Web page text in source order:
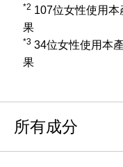
*2 107位女性使用
果
*3 34位女性使用本
果
所有成分